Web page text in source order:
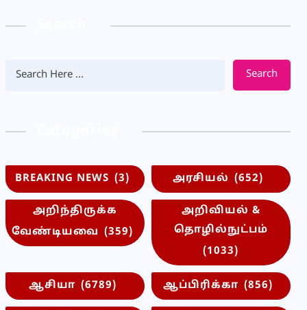
Search
BREAKING NEWS (3) அரசியல் (652)
அறிந்திருக்க
வேண்டியவை (359)
அறிவியல் &
தொழில்நுட்பம்
(1033)
ஆசியா (6789) ஆப்பிரிக்கா (856)